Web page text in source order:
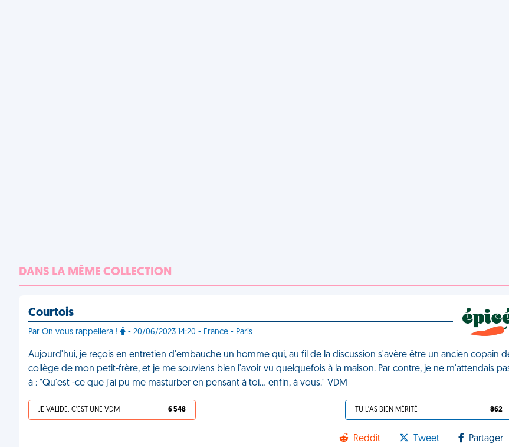
DANS LA MÊME COLLECTION
Courtois
Par On vous rappellera ! - 20/06/2023 14:20 - France - Paris
Aujourd'hui, je reçois en entretien d'embauche un homme qui, au fil de la discussion s'avère être un ancien copain
collège de mon petit-frère, et je me souviens bien l'avoir vu quelquefois à la maison. Par contre, je ne m'attendais
à : "Qu'est -ce que j'ai pu me masturber en pensant à toi… enfin, à vous." VDM
JE VALIDE, C'EST UNE VDM 6 548 TU L'AS BIEN MÉRITÉ 862
Reddit Tweet Partager